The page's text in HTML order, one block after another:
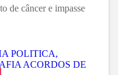
de câncer e impasse